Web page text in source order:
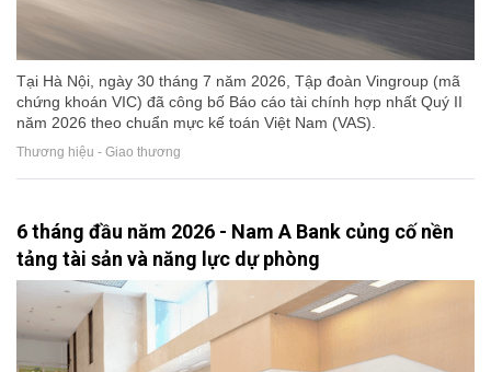
Tại Hà Nội, ngày 30 tháng 7 năm 2026, Tập đoàn Vingroup (mã
chứng khoán VIC) đã công bố Báo cáo tài chính hợp nhất Quý II
năm 2026 theo chuẩn mực kế toán Việt Nam (VAS).
Thương hiệu - Giao thương
6 tháng đầu năm 2026 - Nam A Bank củng cố nền
tảng tài sản và năng lực dự phòng